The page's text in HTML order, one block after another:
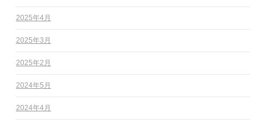
2025年4月
2025年3月
2025年2月
2024年5月
2024年4月